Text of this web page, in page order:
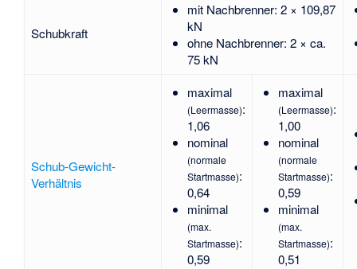
Schubkraft
mit Nachbrenner: 2 × 109,87
kN
ohne Nachbrenner: 2 × ca.
75 kN
Schub-Gewicht-
Verhältnis
maximal
(Leermasse):
1,06
nominal
(normale
Startmasse):
0,64
minimal
(max.
Startmasse):
0,59
maximal
(Leermasse):
1,00
nominal
(normale
Startmasse):
0,59
minimal
(max.
Startmasse):
0,51